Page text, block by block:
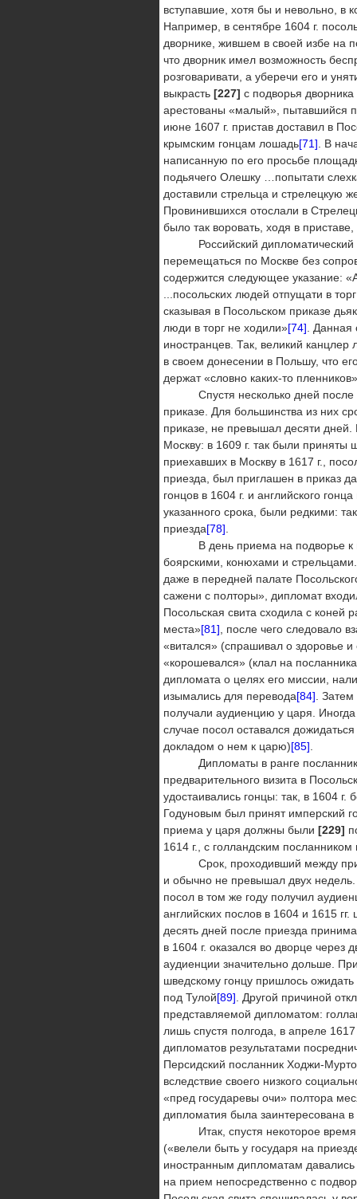
вступавшие, хотя бы и невольно, в
Например, в сентябре 1604 г.
дворнике, жившем в своей избе на
что дворник имел возможность
розговаривати, а уберечи его и
выкрасть [227] с подворья
арестованы «малый», пытавшийся
июне 1607 г. пристав доставил в
крымским гонцам лошадь[71] . В
написанную по его просьбе
подьячего Олешку …попытати
доставили стрельца и стрелецкую
Провинившихся отослали в
было так воровать, ходя в
Российский дипломатический
перемещаться по Москве без
содержится следующее указание:
...посольских людей отпущати в
сказывая в Посольском приказе
люди в торг не ходили»[74] .
иностранцев. Так, великий
в своем донесении в Польшу, что
держат «словно каких-то пленников»
Спустя несколько дней после
приказе. Для большинства из них
приказе, не превышал десяти дней.
Москву: в 1609 г. так были приняты
приехавших в Москву в 1617 г.,
приезда, был приглашен в приказ
гонцов в 1604 г. и английского гонца
указанного срока, были редкими:
приезда[78]
В день приема на подворье к
боярскими, конюхами и
даже в передней палате
сажени с полторы», дипломат
Посольская свита сходила с коней
места»[81] , после чего следовало
«витался» (спрашивал о здоровье
«корошевался» (клал на
дипломата о целях его миссии,
изымались для перевода[84] .
получали аудиенцию у царя.
случае посол оставался
докладом о нем к царю)[85]
Дипломаты в ранге посланников
предварительного визита в
удостаивались гонцы: так, в 1604
Годуновым был принят имперский
приема у царя должны были [229]
1614 г., с голландским
Срок, проходивший между
и обычно не превышал двух
посол в том же году получил
английских послов в 1604 и 1615
десять дней после приезда
в 1604 г. оказался во дворце через
аудиенции значительно дольше.
шведскому гонцу пришлось
под Тулой[89] . Другой причиной
представляемой дипломатом:
лишь спустя полгода, в апреле
дипломатов результатами
Персидский посланник Ходжи-
вследствие своего низкого
«пред государевы очи» полтора
дипломатия была заинтересована
Итак, спустя некоторое время
(«велели быть у государя на
иностранным дипломатам
на прием непосредственно с